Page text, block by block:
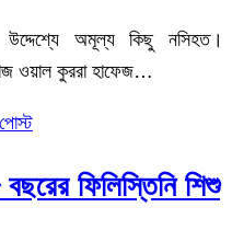
উদ্দেশ্যে অমূল্য কিছু নসিহত।
ওয়াল কুররা হাফেজ…
ফিলিস্তিনি শিশু